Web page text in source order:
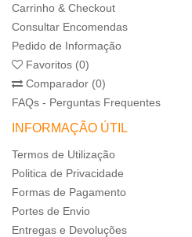
Carrinho & Checkout
Consultar Encomendas
Pedido de Informação
Favoritos (0)
Comparador (0)
FAQs - Perguntas Frequentes
INFORMAÇÃO ÚTIL
Termos de Utilização
Politica de Privacidade
Formas de Pagamento
Portes de Envio
Entregas e Devoluções